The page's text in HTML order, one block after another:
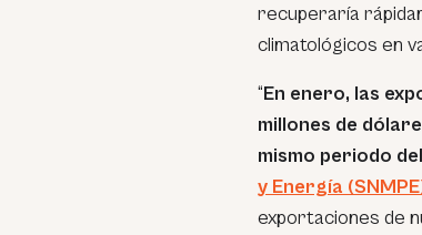
recuperaría
climatológicos en
“En enero, las
millones de
mismo periodo
y Energía
exportaciones de